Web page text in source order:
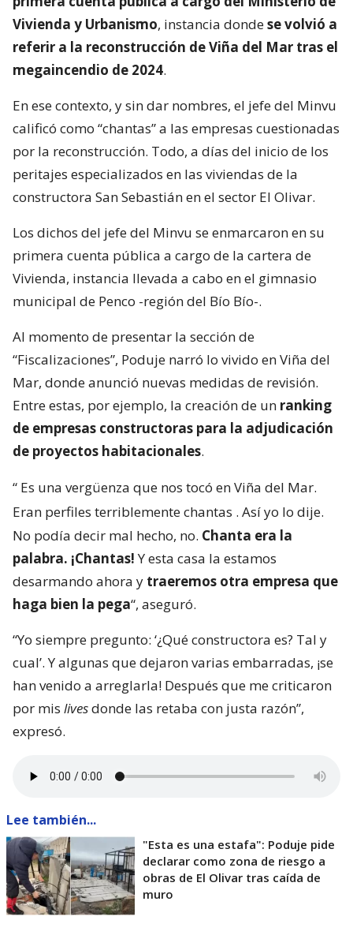
Vivienda y Urbanismo, instancia dondese volvió a
referir a la reconstrucción de Viña del Mar tras el
megaincendio de 2024.
En ese contexto, y sin dar nombres, el jefe del Minvu
calificó como “chantas” a las empresas cuestionadas
por la reconstrucción. Todo, a días del inicio de los
peritajes especializados en las viviendas de la
constructora San Sebastián en el sector El Olivar.
Los dichos del jefe del Minvu se enmarcaron en su
primera cuenta pública a cargo de la cartera de
Vivienda, instancia llevada a cabo en el gimnasio
municipal de Penco -región del Bío Bío-.
Al momento de presentar la sección de
“Fiscalizaciones”, Poduje narró lo vivido en Viña del
Mar, donde anunció nuevas medidas de revisión.
Entre estas, por ejemplo, la creación de un ranking
de empresas constructoras para la adjudicación
de proyectos habitacionales.
“ Es una vergüenza que nos tocó en Viña del Mar.
Eran perfiles terriblemente chantas . Así yo lo dije.
No podía decir mal hecho, no. Chanta era la
palabra. ¡Chantas!Y esta casa la estamos
desarmando ahora y traeremos otra empresa que
haga bien la pega“, aseguró.
“Yo siempre pregunto: ‘¿Qué constructora es? Tal y
cual’. Y algunas que dejaron varias embarradas, ¡se
han venido a arreglarla! Después que me criticaron
por mis livesdonde las retaba con justa razón”,
expresó.
Lee también...
"Esta es una estafa": Poduje pide
declarar como zona de riesgo a
obras de El Olivar tras caída de
muro